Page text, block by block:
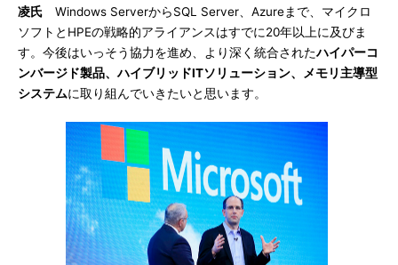
凌氏 Windows ServerからSQL Server、Azureまで、マイクロ
ソフトとHPEの戦略的アライアンスはすでに20年以上に及びま
す。今後はいっそう協力を進め、より深く統合されたハイパーコ
ンバージド製品、ハイブリッドITソリューション、メモリ主導型
システムに取り組んでいきたいと思います。